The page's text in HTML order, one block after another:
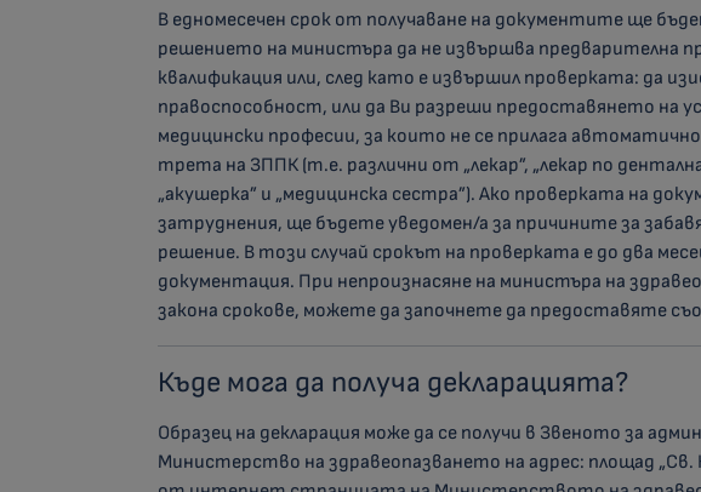
В едномесечен срок от получаване на документите ще
решението на министъра да не извършва предварителна
квалификация или, след като е извършил проверката: да
правоспособност, или да Ви разреши предоставянето на
медицински професии, за които не се прилага
трета на ЗППК (т.е. различни от „лекар”, „лекар по
„акушерка” и „медицинска сестра”). Ако проверката на
затруднения, ще бъдете уведомен/а за причините за
решение. В този случай срокът на проверката е до два
документация. При непроизнасяне на министъра на
закона срокове, можете да започнете да предоставяте
Къде мога да получа декларацията?
Образец на декларация може да се получи в Звеното за
Министерство на здравеопазването на адрес: площад „Св.